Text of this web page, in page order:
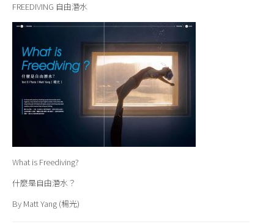
FREEDIVING 自由潛水
What is Freediving?
什麼是自由潛水？
By Matt Yang (楊光)